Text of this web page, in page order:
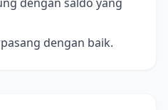
dengan baik.